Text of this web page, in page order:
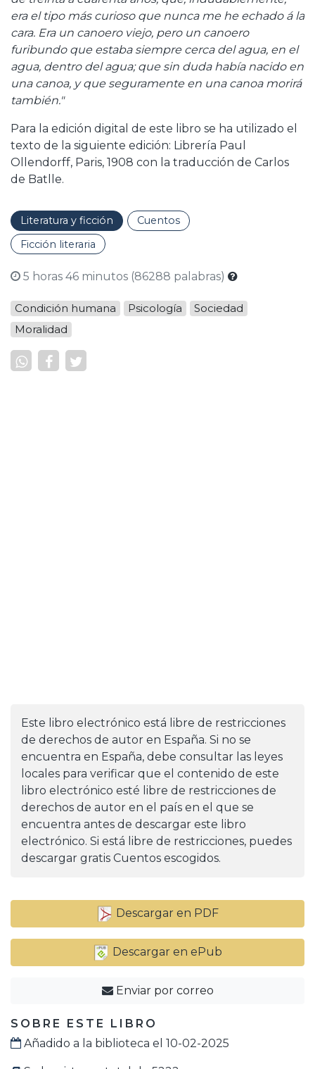
era el tipo más curioso que nunca me he echado á la
cara. Era un canoero viejo, pero un canoero
furibundo que estaba siempre cerca del agua, en el
agua, dentro del agua; que sin duda había nacido en
una canoa, y que seguramente en una canoa morirá
también."
Para la edición digital de este libro se ha utilizado el
texto de la siguiente edición: Librería Paul
Ollendorff, Paris, 1908 con la traducción de Carlos
de Batlle.
Literatura y ficción
Cuentos
Ficción literaria
5 horas 46 minutos (86288 palabras)
Condición humana Psicología
Sociedad
Moralidad
Este libro electrónico está libre de restricciones
de derechos de autor en España. Si no se
encuentra en España, debe consultar las leyes
locales para verificar que el contenido de este
libro electrónico esté libre de restricciones de
derechos de autor en el país en el que se
encuentra antes de descargar este libro
electrónico. Si está libre de restricciones, puedes
descargar gratis Cuentos escogidos.
Descargar en PDF
Descargar en ePub
Enviar por correo
SOBRE ESTE LIBRO
Añadido a la biblioteca el 10-02-2025